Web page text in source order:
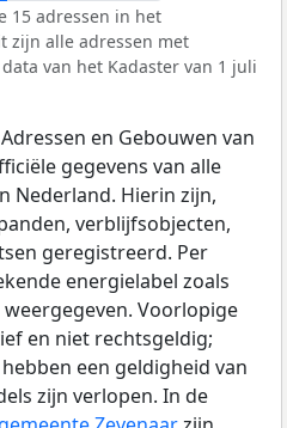
15 adressen in het
zijn alle adressen met
data van het Kadaster van 1 juli
en Gebouwen van
gegevens van alle
Nederland. Hierin zijn,
verblijfsobjecten,
geregistreerd. Per
energielabel zoals
weergegeven. Voorlopige
en niet rechtsgeldig;
een geldigheid van
zijn verlopen. In de